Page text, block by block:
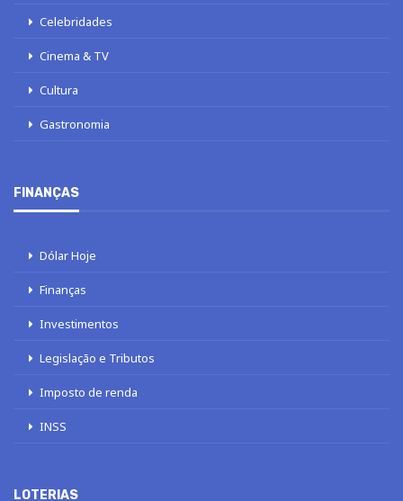
Celebridades
Cinema & TV
Cultura
Gastronomia
FINANÇAS
Dólar Hoje
Finanças
Investimentos
Legislação e Tributos
Imposto de renda
INSS
LOTERIAS